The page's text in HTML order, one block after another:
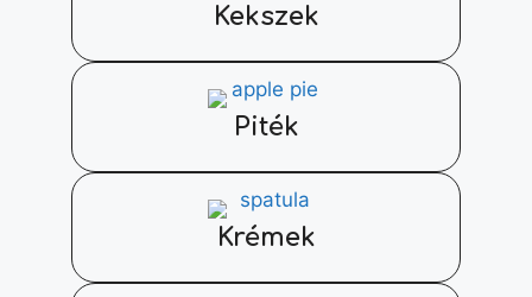
Kekszek
Piték
Krémek